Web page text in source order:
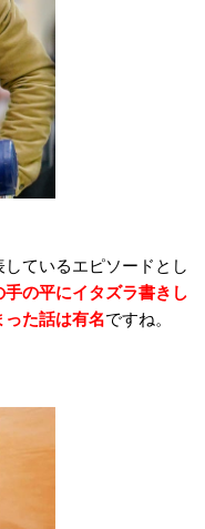
ているエピソードとし
の平にイタズラ書きし
た話は有名ですね。